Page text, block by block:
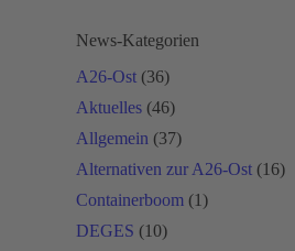
News-Kategorien
A26-Ost (36)
Aktuelles (46)
Allgemein (37)
Alternativen zur A26-Ost (16)
Containerboom (1)
DEGES (10)